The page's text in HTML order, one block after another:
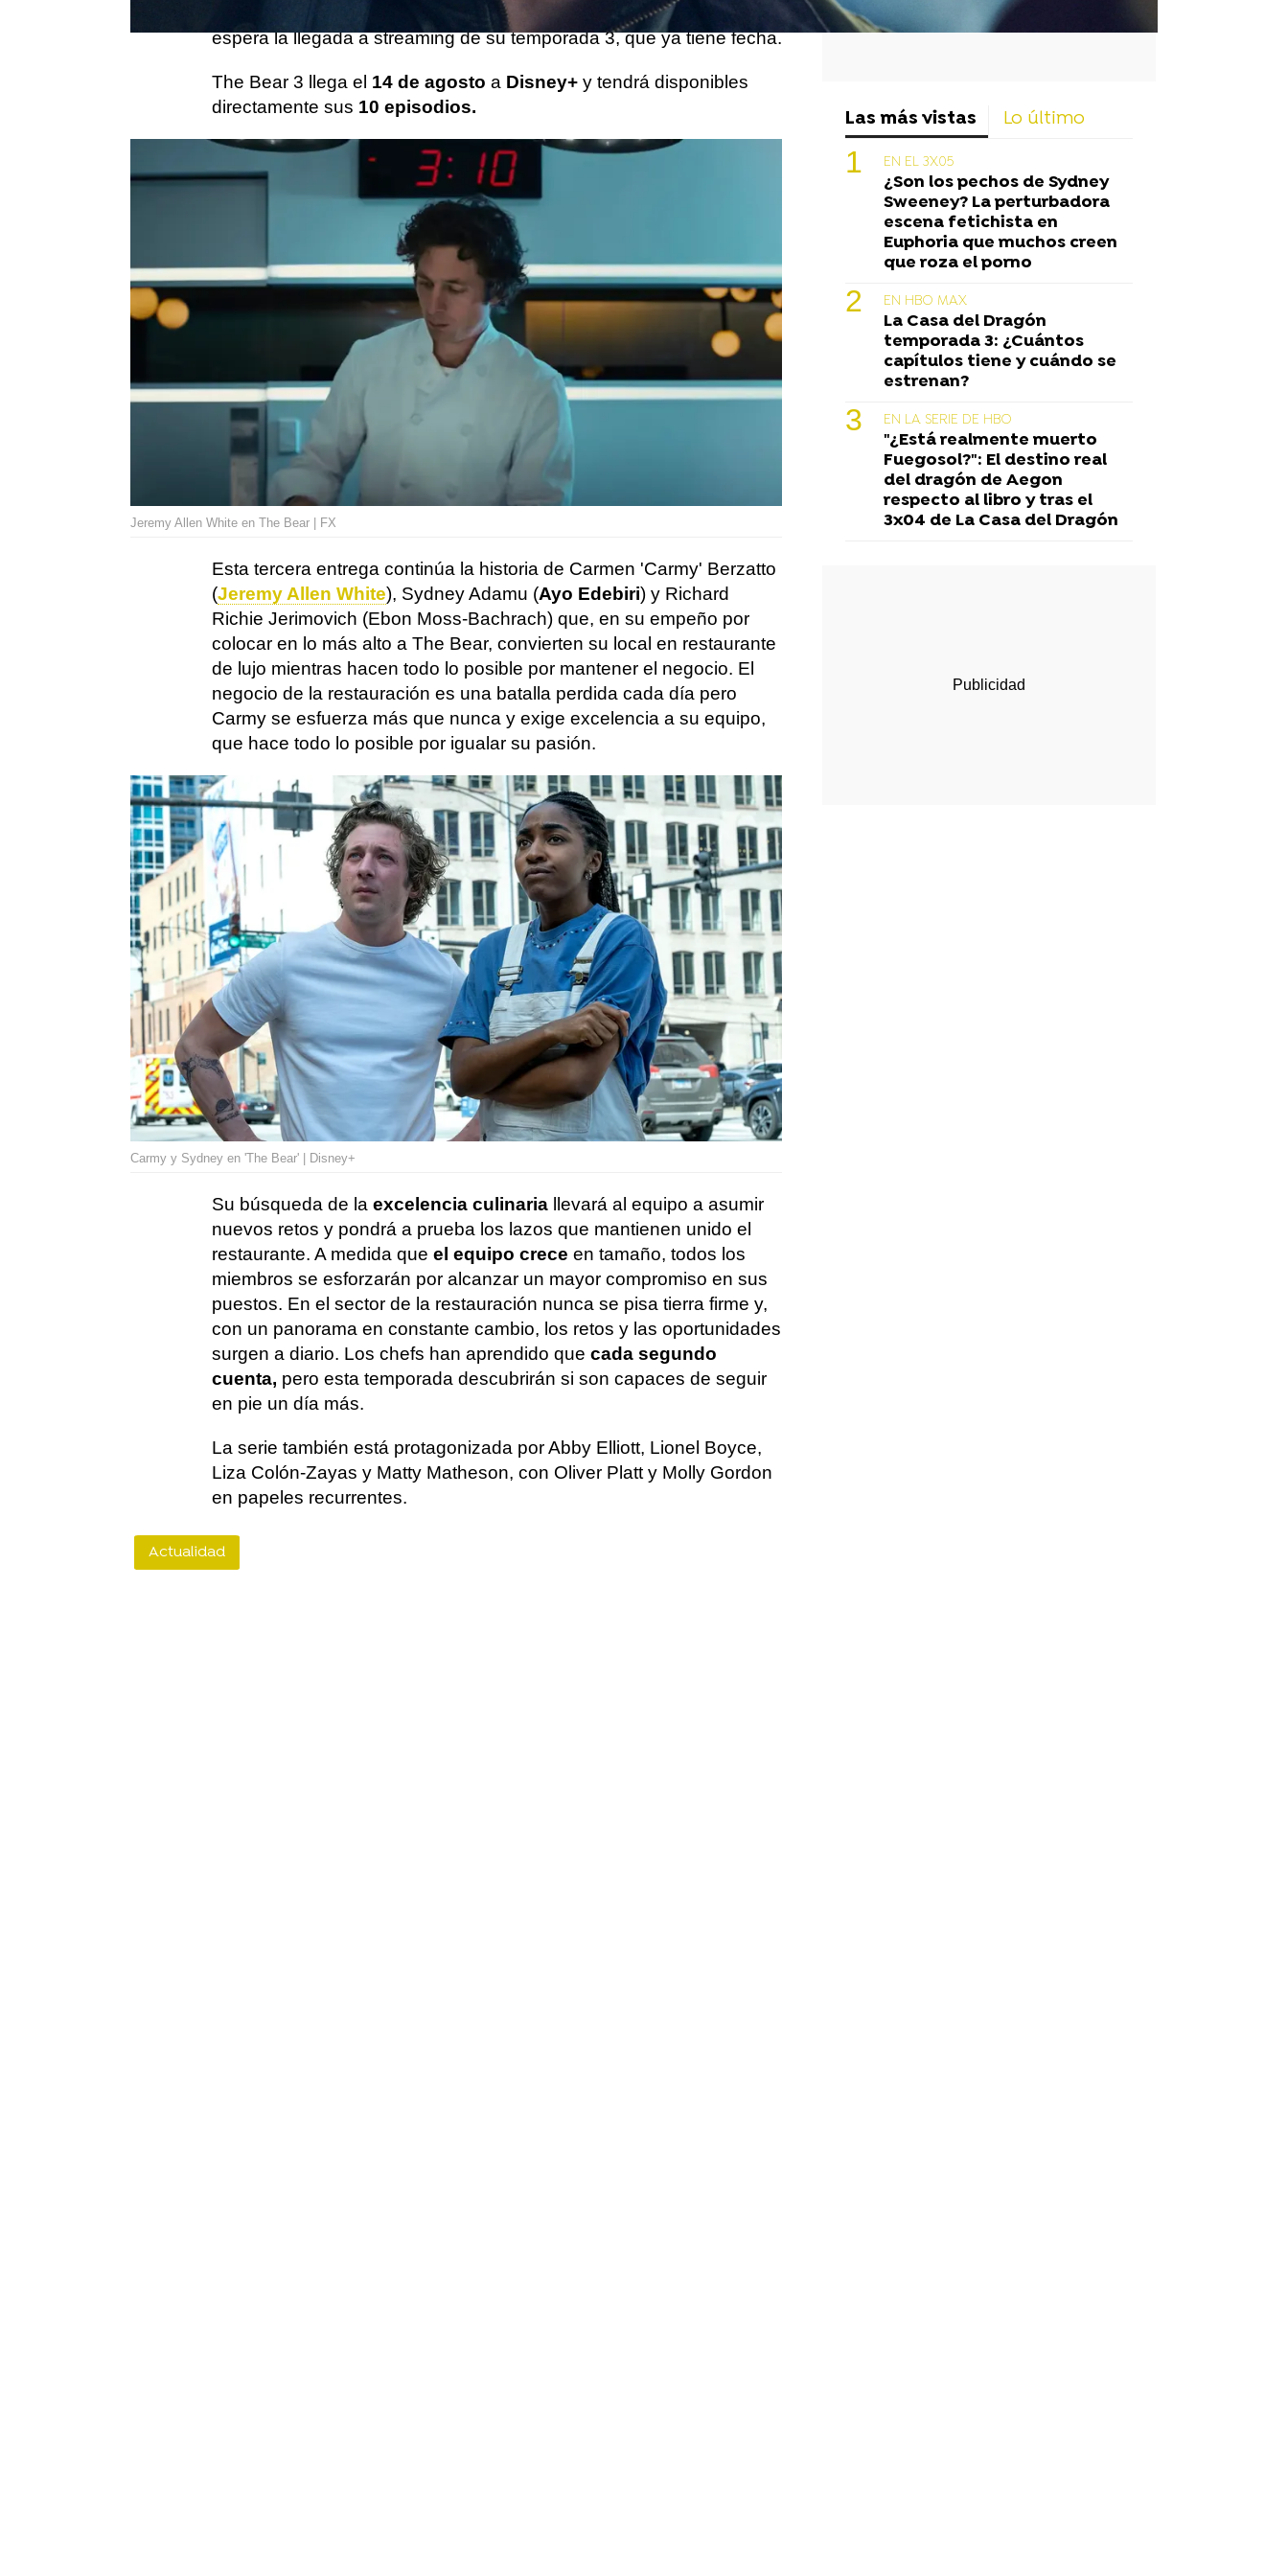
Su popularidad no ha hecho más que crecer y ahora en España se
espera la llegada a streaming de su temporada 3, que ya tiene fecha.
The Bear 3 llega el 14 de agosto a Disney+ y tendrá disponibles
directamente sus 10 episodios.
Jeremy Allen White en The Bear | FX
Esta tercera entrega continúa la historia de Carmen 'Carmy' Berzatto
(Jeremy Allen White), Sydney Adamu (Ayo Edebiri) y Richard
Richie Jerimovich (Ebon Moss-Bachrach) que, en su empeño por
colocar en lo más alto a The Bear, convierten su local en restaurante
de lujo mientras hacen todo lo posible por mantener el negocio. El
negocio de la restauración es una batalla perdida cada día pero
Carmy se esfuerza más que nunca y exige excelencia a su equipo,
que hace todo lo posible por igualar su pasión.
Carmy y Sydney en 'The Bear' | Disney+
Su búsqueda de la excelencia culinaria llevará al equipo a asumir
nuevos retos y pondrá a prueba los lazos que mantienen unido el
restaurante. A medida que el equipo crece en tamaño, todos los
miembros se esforzarán por alcanzar un mayor compromiso en sus
puestos. En el sector de la restauración nunca se pisa tierra firme y,
con un panorama en constante cambio, los retos y las oportunidades
surgen a diario. Los chefs han aprendido que cada segundo
cuenta, pero esta temporada descubrirán si son capaces de seguir
en pie un día más.
La serie también está protagonizada por Abby Elliott, Lionel Boyce,
Liza Colón-Zayas y Matty Matheson, con Oliver Platt y Molly Gordon
en papeles recurrentes.
Actualidad
Las más vistas Lo último
EN EL 3X05
¿Son los pechos de Sydney
Sweeney? La perturbadora
escena fetichista en
Euphoria que muchos creen
que roza el porno
EN HBO MAX
La Casa del Dragón
temporada 3: ¿Cuántos
capítulos tiene y cuándo se
estrenan?
EN LA SERIE DE HBO
"¿Está realmente muerto
Fuegosol?": El destino real
del dragón de Aegon
respecto al libro y tras el
3x04 de La Casa del Dragón